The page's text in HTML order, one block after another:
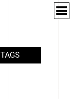
TAGS